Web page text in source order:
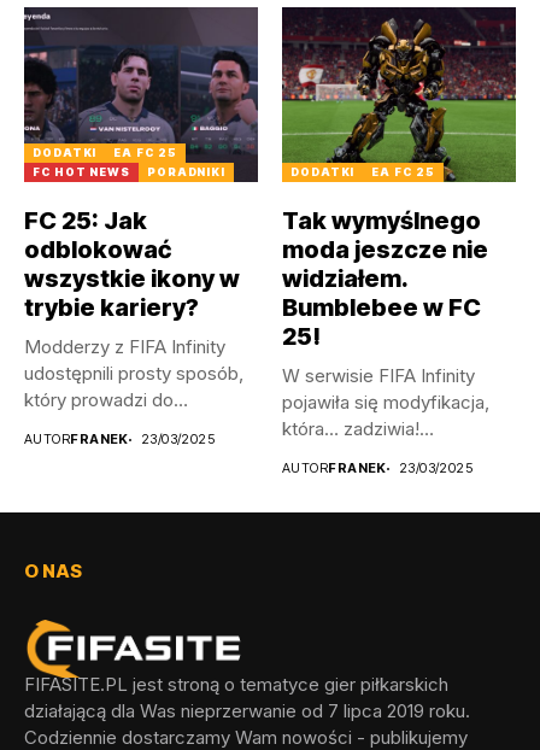
DODATKI
EA FC 25
FC HOT NEWS
PORADNIKI
FC 25: Jak
odblokować
wszystkie ikony w
trybie kariery?
Modderzy z FIFA Infinity
udostępnili prosty sposób,
który prowadzi do
AUTORFRANEK 23/03/2025
DODATKI EA FC 25
Tak wymyślnego
moda jeszcze nie
widziałem.
Bumblebee w FC
25!
W serwisie FIFA Infinity
pojawiła się modyfikacja,
która… zadziwia!
AUTORFRANEK 23/03/2025
O NAS
FIFASITE.PL jest stroną o tematyce gier piłkarskich
działającą dla Was nieprzerwanie od 7 lipca 2019 roku.
Codziennie dostarczamy Wam nowości - publikujemy